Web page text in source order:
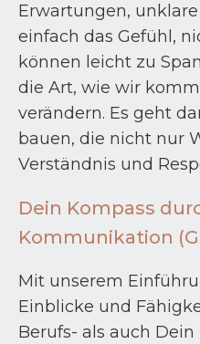
Erwartungen,
einfach das Gefühl,
können leicht zu
die Art, wie wir
verändern. Es geht
bauen, die nicht nur
Verständnis und
Dein Kompass
Kommunikation
Mit unserem
Einblicke und
Berufs- als auch